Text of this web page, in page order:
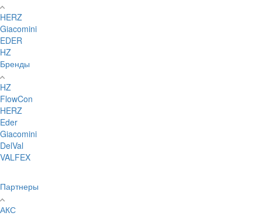
HERZ
Giacomini
EDER
HZ
Бренды
HZ
FlowCon
HERZ
Eder
Giacomini
DelVal
VALFEX
Партнеры
АКС